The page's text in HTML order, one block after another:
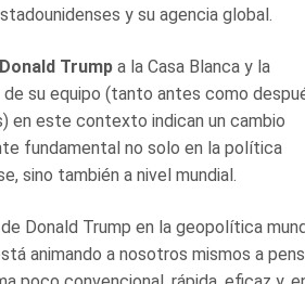
y su agencia global.
Donald Trump a la Casa Blanca y la
su equipo (tanto antes como
en este contexto indican un cambio
fundamental no solo en la política
sino también a nivel mundial.
Donald Trump en la geopolítica
animando a nosotros mismos a